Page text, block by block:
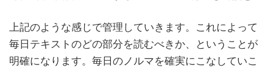
上記のような感じで管理していきます。これによって
毎日テキストのどの部分を読むべきか、ということが
明確になります。毎日のノルマを確実にこなしていこ